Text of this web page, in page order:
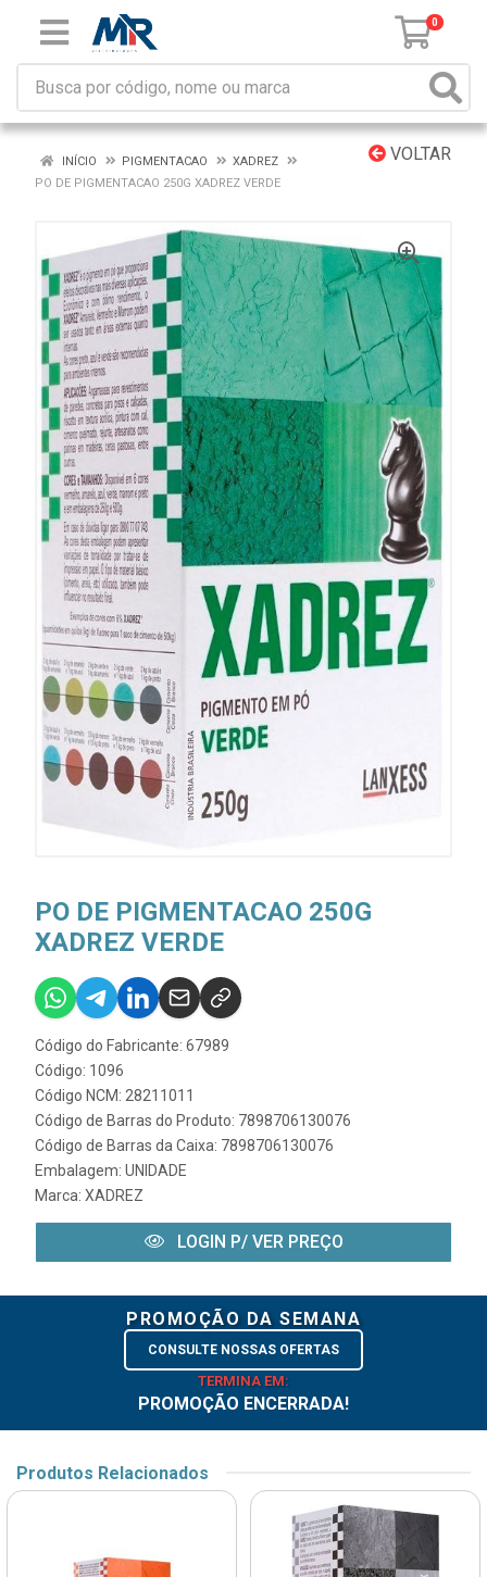
0
VOLTAR
INÍCIO PIGMENTACAO
XADREZ
PO DE PIGMENTACAO 250G XADREZ VERDE
PO DE PIGMENTACAO 250G
XADREZ VERDE
Código do Fabricante: 67989
Código: 1096
Código NCM: 28211011
Código de Barras do Produto: 7898706130076
Código de Barras da Caixa: 7898706130076
Embalagem: UNIDADE
Marca: XADREZ
LOGIN P/ VER PREÇO
PROMOÇÃO DA SEMANA
CONSULTE NOSSAS OFERTAS
TERMINA EM:
PROMOÇÃO ENCERRADA!
Produtos Relacionados